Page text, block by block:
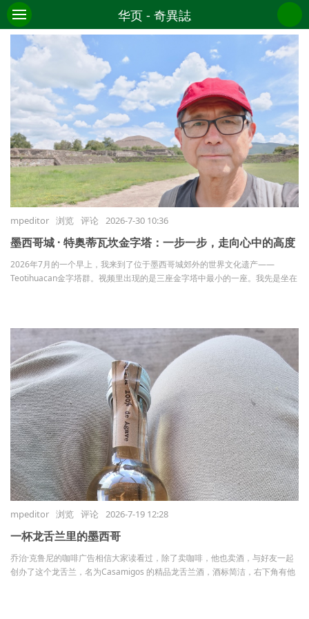
电子报纸 小平广告 CONTACT 发布
华页 - 奇異誌
mpeditor 浏览 评论 2026-7-30 10:36
墨西哥城 · 特奥蒂瓦坎金字塔：一步一步，走向心中的高度
2026年7月的一个早上，我来到了位于墨西哥城郊外的世界文化遗产——
Teotihuacan金字塔群。视频里出现的是三座金字塔中最小的一座。我先是坐在
mpeditor 浏览 评论 2026-7-19 12:28
一杯龙舌兰里的墨西哥
乔治·克鲁尼的咖啡广告相信大家读看过，除了卖咖啡，他也卖酒，与好友一起
创办了这个龙舌兰，名为Casamigos 的精品龙舌兰酒，酒标简洁，右下角有他